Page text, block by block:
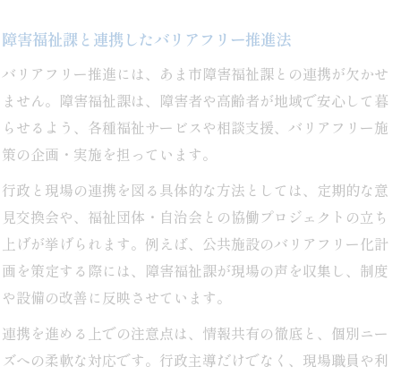
障害福祉課と連携したバリアフリー推進法
バリアフリー推進には、あま市障害福祉課との連携が欠かせ
ません。障害福祉課は、障害者や高齢者が地域で安心して暮
らせるよう、各種福祉サービスや相談支援、バリアフリー施
策の企画・実施を担っています。
行政と現場の連携を図る具体的な方法としては、定期的な意
見交換会や、福祉団体・自治会との協働プロジェクトの立ち
上げが挙げられます。例えば、公共施設のバリアフリー化計
画を策定する際には、障害福祉課が現場の声を収集し、制度
や設備の改善に反映させています。
連携を進める上での注意点は、情報共有の徹底と、個別ニー
ズへの柔軟な対応です。行政主導だけでなく、現場職員や利